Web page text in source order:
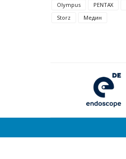
Olympus
PENTAX
Storz
Медин